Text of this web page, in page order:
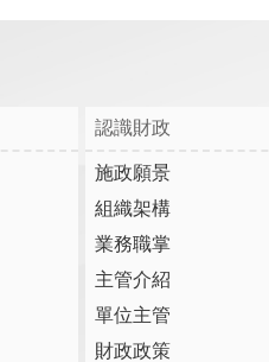
認識財政
施政願景
組織架構
業務職掌
主管介紹
單位主管
財政政策